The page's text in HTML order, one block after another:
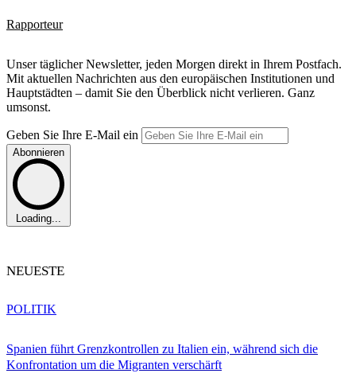
Rapporteur
Unser täglicher Newsletter, jeden Morgen direkt in Ihrem Postfach.
Mit aktuellen Nachrichten aus den europäischen Institutionen und
Hauptstädten – damit Sie den Überblick nicht verlieren. Ganz
umsonst.
Geben Sie Ihre E-Mail ein
Abonnieren
Loading...
NEUESTE
Spanien führt Grenzkontrollen zu Italien ein, während sich die
Konfrontation um die Migranten verschärft
POLITIK